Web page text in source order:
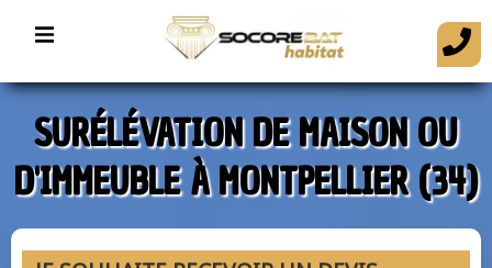
SURÉLÉVATION DE MAISON OU
D'IMMEUBLE À MONTPELLIER (34)